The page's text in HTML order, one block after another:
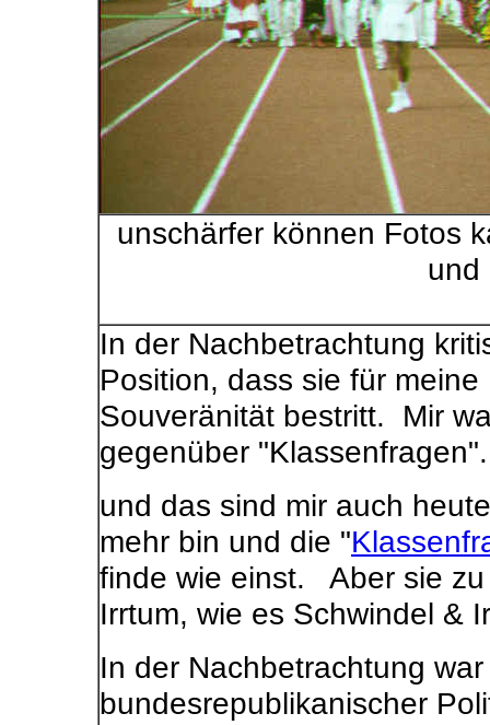
unschärfer können Fotos
und
In der Nachbetrachtung
Position, dass sie für
Souveränität bestritt. Mir
gegenüber
und das sind mir auch
mehr bin und die "
finde wie einst. Aber sie
Irrtum, wie es Schwindel &
In der Nachbetrachtung
bundesrepublikanischer